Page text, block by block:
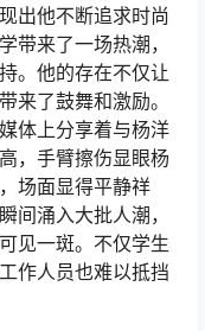
出他不断追求时尚
带来了一场热潮，
。他的存在不仅让
来了鼓舞和激励。
体上分享着与杨洋
，手臂擦伤显眼杨
场面显得平静祥
间涌入大批人潮，
见一斑。不仅学生
作人员也难以抵挡